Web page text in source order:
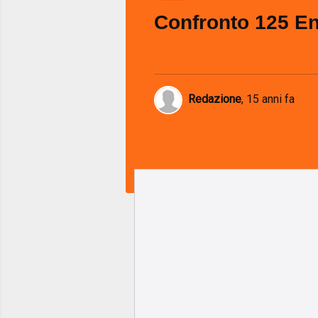
Confronto 125
Redazione, 15 anni fa